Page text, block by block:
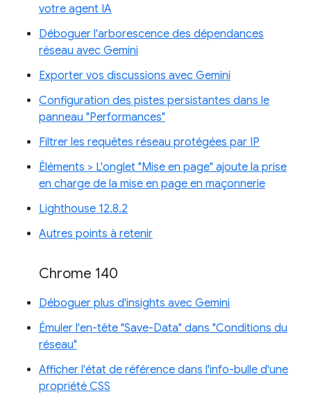
votre agent IA
Déboguer l'arborescence des dépendances
réseau avec Gemini
Exporter vos discussions avec Gemini
Configuration des pistes persistantes dans le
panneau "Performances"
Filtrer les requêtes réseau protégées par IP
Éléments > L'onglet "Mise en page" ajoute la prise
en charge de la mise en page en maçonnerie
Lighthouse 12.8.2
Autres points à retenir
Chrome 140
Déboguer plus d'insights avec Gemini
Émuler l'en-tête "Save-Data" dans "Conditions du
réseau"
Afficher l'état de référence dans l'info-bulle d'une
propriété CSS